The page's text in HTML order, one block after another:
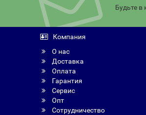
Будьте в
Компания
О нас
Доставка
Оплата
Гарантия
Сервис
Опт
Сотрудничество